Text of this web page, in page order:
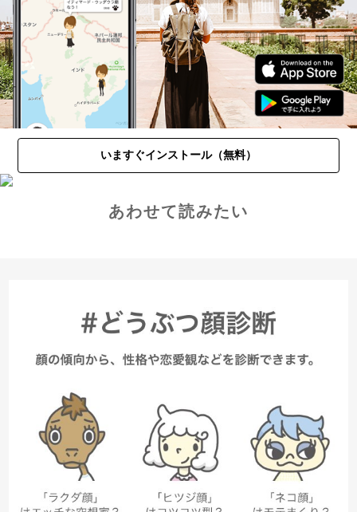
いますぐインストール（無料）
あわせて読みたい